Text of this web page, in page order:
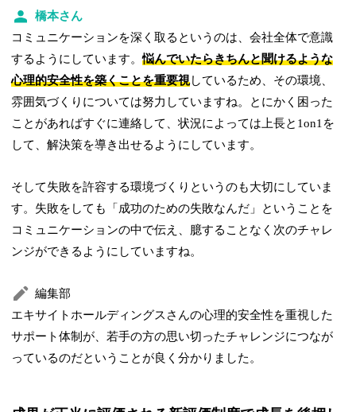
橋本さん
コミュニケーションを深く取るというのは、会社全体で意識
するようにしています。悩んでいたらきちんと聞けるような
心理的安全性を築くことを重要視しているため、その環境、
雰囲気づくりについては努力していますね。とにかく困った
ことがあればすぐに連絡して、状況によっては上長と1on1を
して、解決策を導き出せるようにしています。
そして失敗を許容する環境づくりというのも大切にしていま
す。失敗をしても「成功のための失敗なんだ」ということを
コミュニケーションの中で伝え、臆することなく次のチャレ
ンジができるようにしていますね。
編集部
エキサイトホールディングスさんの心理的安全性を重視した
サポート体制が、若手の方の思い切ったチャレンジにつなが
っているのだということが良く分かりました。